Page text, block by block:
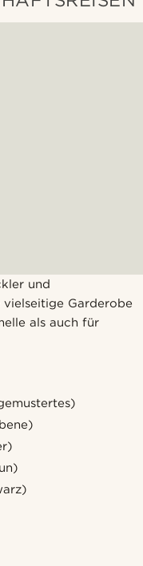
und
Garderobe
als auch für